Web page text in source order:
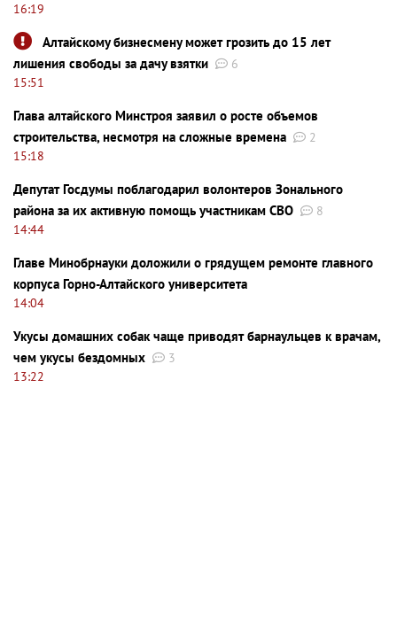
16:19
Алтайскому бизнесмену может грозить до 15 лет
лишения свободы за дачу взятки
6
15:51
Глава алтайского Минстроя заявил о росте объемов
строительства, несмотря на сложные времена
2
15:18
Депутат Госдумы поблагодарил волонтеров Зонального
района за их активную помощь участникам СВО
8
14:44
Главе Минобрнауки доложили о грядущем ремонте главного
корпуса Горно-Алтайского университета
14:04
Укусы домашних собак чаще приводят барнаульцев к врачам,
чем укусы бездомных
3
13:22